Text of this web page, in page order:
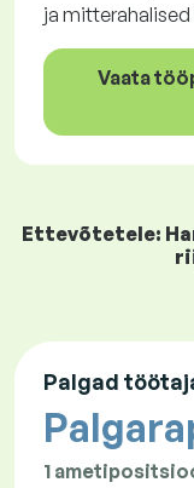
ja mitterahalised
Vaata
Ettevõtetele:
Palgad
1